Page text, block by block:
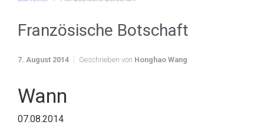
Französische Botschaft
7. August 2014 Geschrieben von Honghao Wang
Wann
07.08.2014